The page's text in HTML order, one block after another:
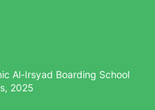
Al-Irsyad Boarding School
2025